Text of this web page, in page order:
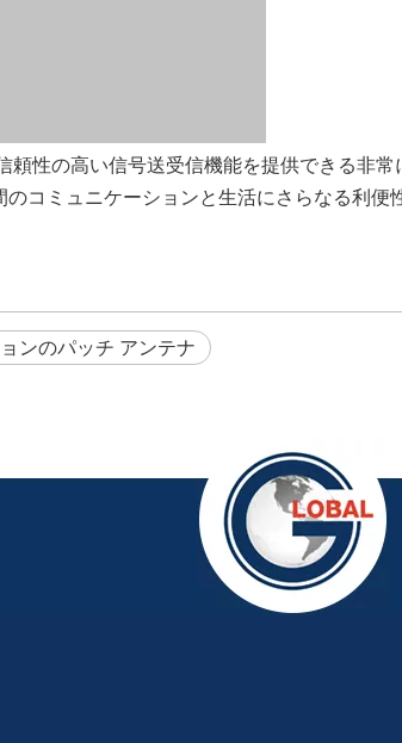
性の高い信号送受信機能を提供できる非
コミュニケーションと生活にさらなる利便
ンのパッチ アンテナ